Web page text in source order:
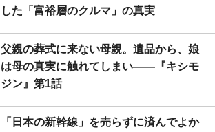
した「富裕層のクルマ」の真実
父親の葬式に来ない母親。遺品から、娘
は母の真実に触れてしまい――『キシモ
ジン』第1話
「日本の新幹線」を売らずに済んでよか